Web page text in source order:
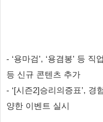
- ‘용마검’, ‘용겸봉’ 등 직
등 신규 콘텐츠 추가
- ‘[시즌2]승리의증표’,
양한 이벤트 실시